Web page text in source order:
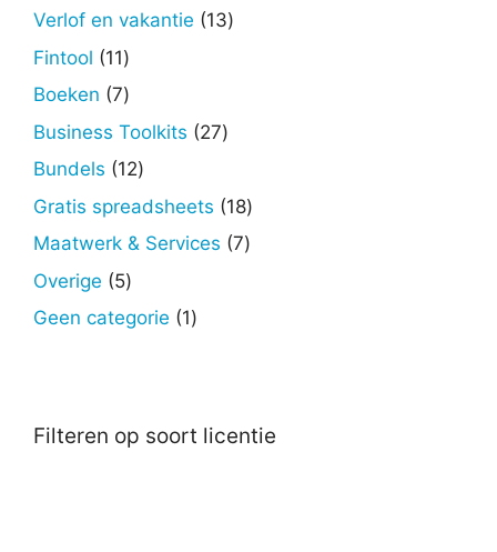
Verlof en vakantie 1313
Fintool 1111
producten
Boeken 77
producten
Business Toolkits 2727
Bundels 1212
producten
Gratis spreadsheets 1818
producten
Maatwerk & Services 77
Overige 55
producten
Geen categorie 11
Filteren op soort licentie